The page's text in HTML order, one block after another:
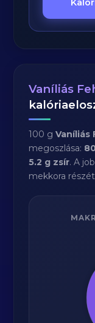
Vaníliás
100 gVaníliás
megoszlása:
5.2 g zsír. A
mekkora